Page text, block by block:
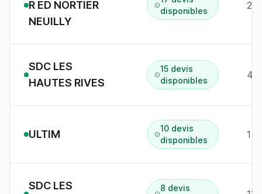
R ED NORTIER
NEUILLY
disponibles
SDC LES
HAUTES RIVES
15 devis
disponibles
4
ULTIM
10 devis
disponibles
1
SDC LES
8 devis